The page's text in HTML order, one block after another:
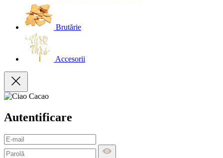
Brutărie
Accesorii
Autentificare